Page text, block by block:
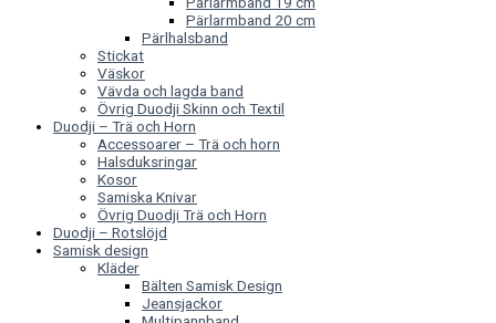
Pärlarmband 20 cm
Pärlhalsband
Stickat
Väskor
Vävda och lagda band
Övrig Duodji Skinn och Textil
Duodji – Trä och Horn
Accessoarer – Trä och horn
Halsduksringar
Kosor
Samiska Knivar
Övrig Duodji Trä och Horn
Duodji – Rotslöjd
Samisk design
Kläder
Bälten Samisk Design
Jeansjackor